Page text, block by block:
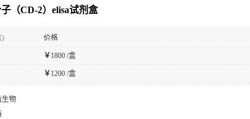
（CD-2）elisa试剂盒
) 价格
￥ 1800 /盒
￥ 1200 /盒
生物